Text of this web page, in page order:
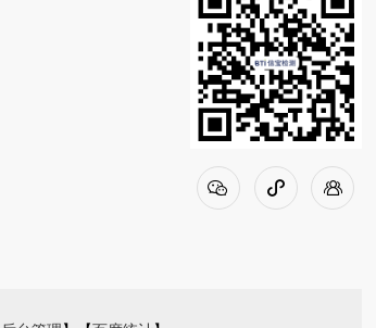
  